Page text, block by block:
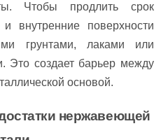
Чтобы продлить срок
внутренние поверхности
грунтами, лаками или
Это создает барьер между
основой.
нержавеющей